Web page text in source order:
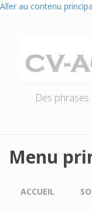
Aller au contenu
Des
Menu
ACCUEIL